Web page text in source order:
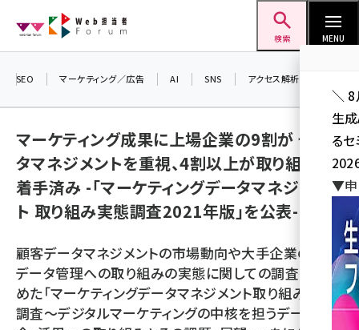
ン
検索 MENU
seo (3536)
ai (2818)
note (2320)
セミナー (2313)
SEO マーケティング／広告 AI SNS アクセス解析／データ分析
マーケティング成果に上場企業の9割が デー
タマネジメントを重視、4割以上が取り組みに
着手済み -「マーケティングデータマネジメン
ト 取り組み実態調査2021年版」を公表-
顧客データマネジメントの市場動向や大手企業の顧客
データ管理への取り組みの実態に関しての調査をまと
めた「マーケティングデータマネジメント取り組み実態
調査〜デジタルマーケティングの中核を担うデータ統
＼ 8
生
る
▼申